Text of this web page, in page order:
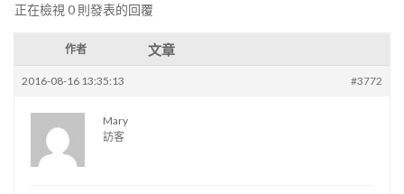
正在檢視 0 則發表的回覆
作者 文章
2016-08-16 13:35:13 #3772
Mary
訪客